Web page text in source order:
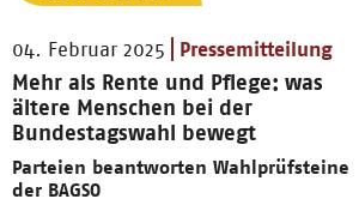
04. Februar 2025 Pressemitteilung
Mehr als Rente und Pflege: was
ältere Menschen bei der
Bundestagswahl bewegt
Parteien beantworten Wahlprüfsteine
der BAGSO